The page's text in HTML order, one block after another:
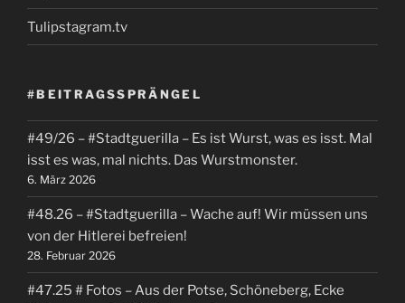
werden.
Bevölkerung
ist
sehr
besorgt.
Was
ist
eigentlich
sanfter
Tulipstagram.tv
#BEITRAGSSPRÄNGEL
#49/26 – #Stadtguerilla – Es ist Wurst, was es isst. Mal
isst es was, mal nichts. Das Wurstmonster.
6. März 2026
#48.26 – #Stadtguerilla – Wache auf! Wir müssen uns
von der Hitlerei befreien!
28. Februar 2026
#47.25 # Fotos – Aus der Potse, Schöneberg, Ecke